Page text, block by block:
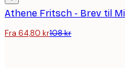
Fra 64,80 kr108 kr